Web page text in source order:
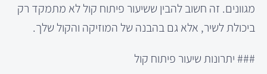
מגוונים. זה חשוב להבין ששיעור פיתוח קול לא מתמקד רק
ביכולת לשיר, אלא גם בהבנה של המוזיקה והקול שלך.
### יתרונות שיעור פיתוח קול